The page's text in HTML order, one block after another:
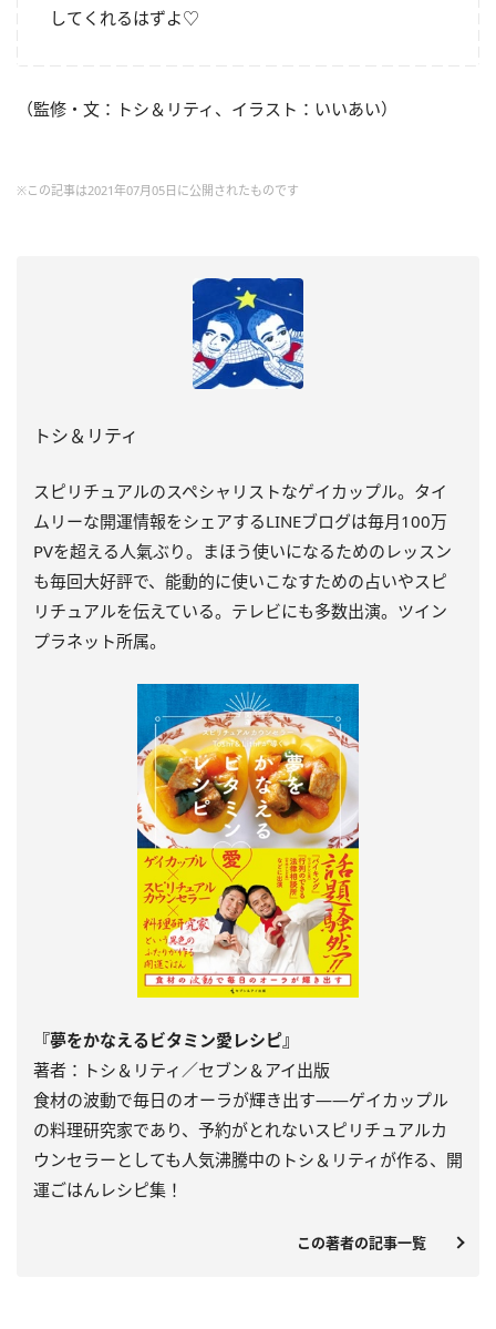
してくれるはずよ♡
（監修・文：トシ＆リティ、イラスト：いいあい）
※この記事は2021年07月05日に公開されたものです
トシ＆リティ
スピリチュアルのスペシャリストなゲイカップル。タイ
ムリーな開運情報をシェアするLINEブログは毎月100万
PVを超える人氣ぶり。まほう使いになるためのレッスン
も毎回大好評で、能動的に使いこなすための占いやスピ
リチュアルを伝えている。テレビにも多数出演。ツイン
プラネット所属。
『夢をかなえるビタミン愛レシピ』
著者：トシ＆リティ／セブン＆アイ出版
食材の波動で毎日のオーラが輝き出す――ゲイカップル
の料理研究家であり、予約がとれないスピリチュアルカ
ウンセラーとしても人気沸騰中のトシ＆リティが作る、開
運ごはんレシピ集！
この著者の記事一覧